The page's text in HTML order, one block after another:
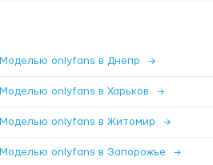
onlyfans в Днепр →
onlyfans в Харьков →
onlyfans в Житомир →
onlyfans в Запорожье →